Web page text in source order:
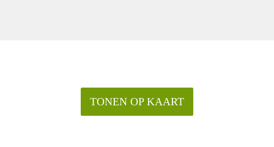
TONEN OP KAART